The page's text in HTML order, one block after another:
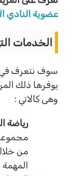
عضوية النادي
الخدمات
سوف نتعرف في
يوفرها ذلك
وهى كالاتي :
رياضة
مجموعة
من
المهمة